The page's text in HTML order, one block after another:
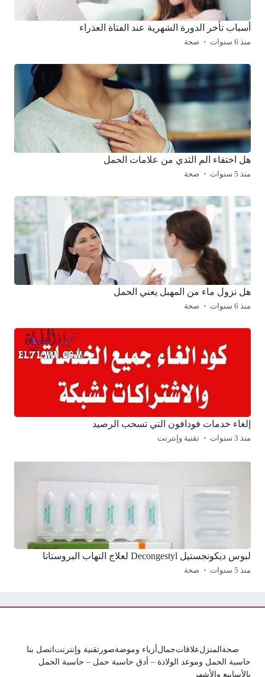
أسباب تأخر الدورة الشهرية عند الفتاة العذراء
منذ 6 سنوات صحة
هل اختفاء الم الثدي من علامات الحمل
منذ 5 سنوات صحة
هل نزول ماء من المهبل يعني الحمل
منذ 6 سنوات صحة
إلغاء خدمات فودافون التي تسحب الرصيد
منذ 3 سنوات تقنية وإنترنت
لبوس ديكونجستيل Decongestyl لعلاج التهاب البروستاتا
منذ 5 سنوات صحة
صحةالمنزلعلاقاتجمالأزياء وموضةصورتقنية وإنترنتاتصل بنا
حاسبة الحمل وموعد الولادة – أدق حاسبة حمل – حاسبة الحمل
بالأسابيع والأشهر